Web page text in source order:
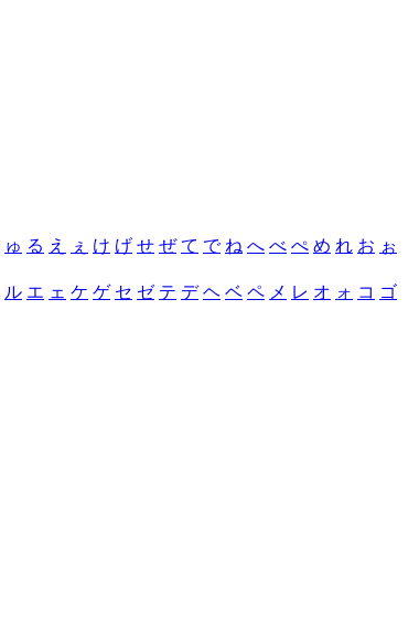
ゅ る え ぇ け げ せ ぜ て で ね へ べ ぺ め れ お ぉ
ル エ ェ ケ ゲ セ ゼ テ デ ヘ ベ ペ メ レ オ ォ コ ゴ